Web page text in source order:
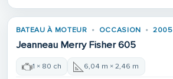
BATEAU À MOTEUR OCCASION 2005
Jeanneau Merry Fisher 605
1 × 80 ch 6,04 m × 2,46 m